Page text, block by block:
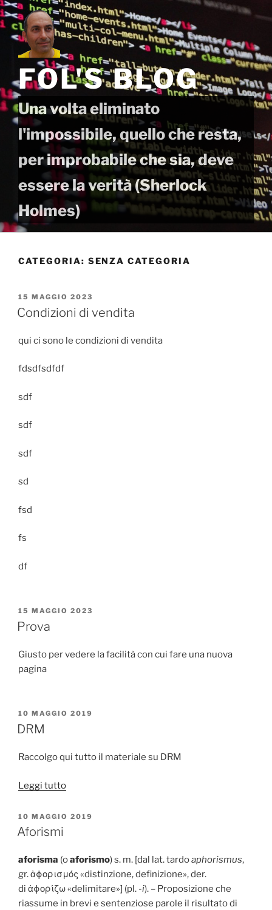
Salta
al
contenuto
FOL'S BLOG
Una volta eliminato
l'impossibile, quello che resta,
per improbabile che sia, deve
essere la verità (Sherlock
Holmes)
CATEGORIA: SENZA CATEGORIA
PUBBLICATO
IL
15 MAGGIO 2023
Condizioni di vendita
qui ci sono le condizioni di vendita
fdsdfsdfdf
sdf
sdf
sdf
sd
fsd
fs
df
PUBBLICATO
IL
15 MAGGIO 2023
Prova
Giusto per vedere la facilità con cui fare una nuova
pagina
PUBBLICATO
IL
10 MAGGIO 2019
DRM
Raccolgo qui tutto il materiale su DRM
Leggi tutto“DRM”
PUBBLICATO
IL
10 MAGGIO 2019
Aforismi
aforisma (oaforismo) s. m. [dal lat. tardoaphorismus,
gr. ἀϕορισμός «distinzione, definizione», der.
di ἀϕορίζω «delimitare»] (pl. -i). – Proposizione che
riassume in brevi e sentenziose parole il risultato di